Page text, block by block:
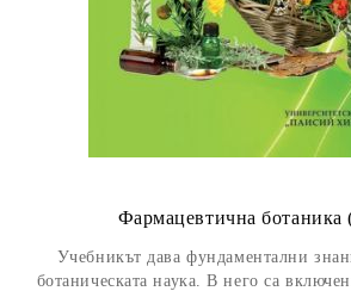
Фармацевтична ботаника
Учебникът дава фундаментални
ботаническата наука. В него са